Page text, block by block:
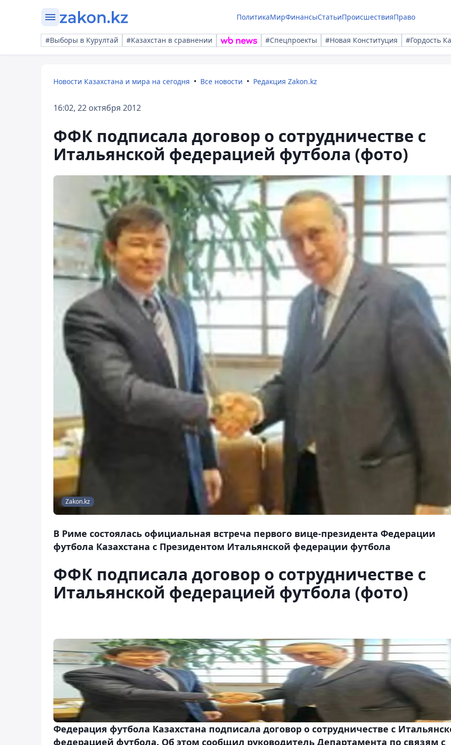
ПолитикаМирФинансыСтатьиПроисшествияПраво
#Выборы в Курултай #Казахстан в сравнении #Спецпроекты #Новая Конституция #Гордость
Новости Казахстана и мира на сегодня Все новости Редакция Zakon.kz
16:02, 22 октября 2012
ФФК подписала договор о сотрудничестве с
Итальянской федерацией футбола (фото)
Zakon.kz
В Риме состоялась официальная встреча первого вице-президента Федерации
футбола Казахстана с Президентом Итальянской федерации футбола
ФФК подписала договор о сотрудничестве с
Итальянской федерацией футбола (фото)
Федерация футбола Казахстана подписала договор о сотрудничестве с
федерацией футбола. Об этом сообщил руководитель Департамента по связям с